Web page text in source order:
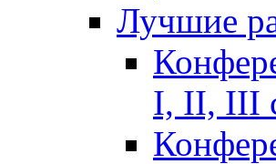
Лучшие
I, II, III